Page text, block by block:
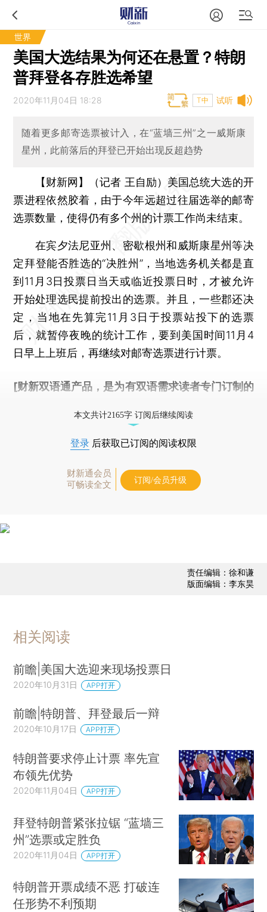
世界
美国大选结果为何还在悬置？特朗
普拜登各存胜选希望
试听
2020年11月04日 18:28 T中
随着更多邮寄选票被计入，在“蓝墙三州”之一威斯康
星州，此前落后的拜登已开始出现反超趋势
【财新网】（记者 王自励） 美国总统大选的开
票进程依然胶着，由于今年远超过往届选举的邮寄
选票数量，使得仍有多个州的计票工作尚未结束。
在宾夕法尼亚州、密歇根州和威斯康星州等决
定拜登能否胜选的“决胜州”，当地选务机关都是直
到11月3日投票日当天或临近投票日时，才被允许
开始处理选民提前投出的选票。并且，一些郡还决
定，当地在先算完11月3日于投票站投下的选票
后，就暂停夜晚的统计工作，要到美国时间11月4
日早上上班后，再继续对邮寄选票进行计票。
[财新双语通产品，是为有双语需求读者专门订制的
本文共计2165字 订阅后继续阅读
登录 后获取已订阅的阅读权限
财新通会员
可畅读全文
订阅/会员升级
责任编辑：徐和谦
版面编辑：李东昊
相关阅读
前瞻|美国大选迎来现场投票日
2020年10月31日 APP打开
前瞻|特朗普、拜登最后一辩
2020年10月17日 APP打开
特朗普要求停止计票 率先宣
布领先优势
2020年11月04日 APP打开
拜登特朗普紧张拉锯 “蓝墙三
州”选票或定胜负
2020年11月04日 APP打开
特朗普开票成绩不恶 打破连
任形势不利预期